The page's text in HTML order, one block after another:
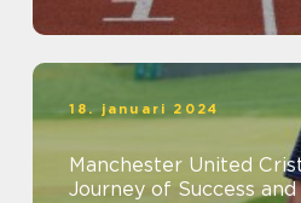
18. januari 2024
Manchester United
Journey of Success